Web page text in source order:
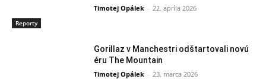
Reporty
Timotej Opálek - 22. apríla 2026
Gorillaz v Manchestri odštartovali novú
éru The Mountain
Timotej Opálek - 23. marca 2026